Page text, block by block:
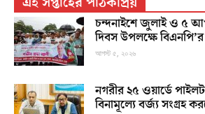
চন্দনাইশে জুলাই ও ৫
দিবস উপলক্ষে
আগস্ট ৫, ২০২৬
নগরীর ২৫ ওয়ার্ডে পাইলট
বিনামূল্যে বর্জ্য সংগ্রহ